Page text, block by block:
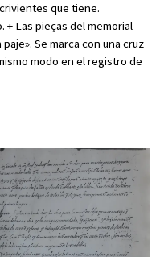
que tiene.
+ Las pieças del memorial
Se marca con una cruz
modo en el registro de